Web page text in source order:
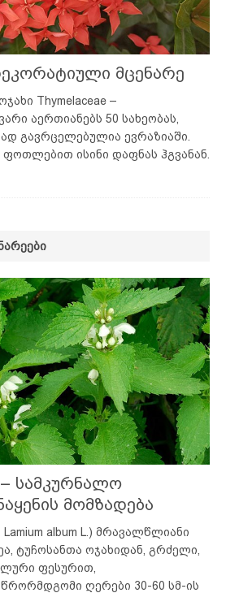
მცენარე
Thymelaceae –
აერთიანებს 50 სახეობას,
გავრცელებულია ევრაზიაში.
ფოთლებით ისინი დაფნას ჰგვანან.
სამკურნალო
მომზადება
album L.) მრავალწლიანი
ტუჩოსანთა ოჯახიდან, გრძელი,
ფესურით,
ღერები 30-60 სმ-ის